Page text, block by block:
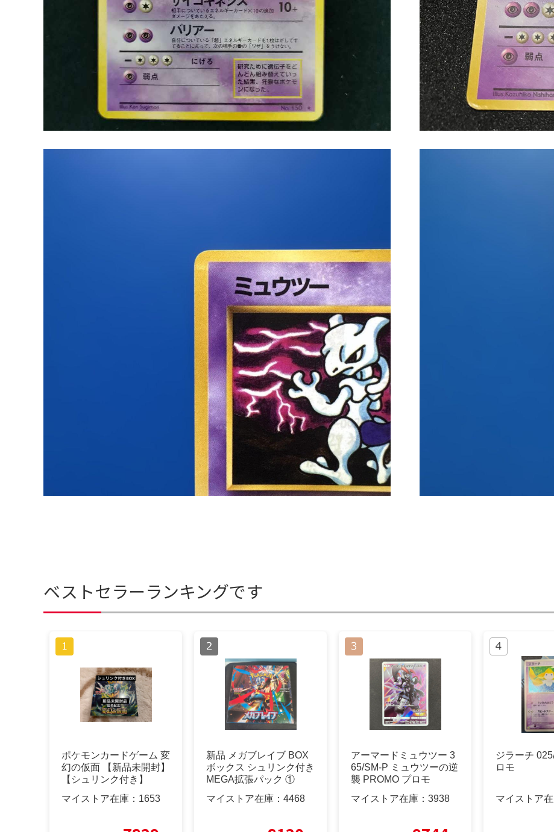
ベストセラーランキングです
ポケモンカードゲーム 変
幻の仮面 【新品未開封】
【シュリンク付き】
マイストア在庫： 1653
新品 メガブレイブ BOX
ボックス シュリンク付き
MEGA拡張パック ①
マイストア在庫： 4468
アーマードミュウツー 3
65/SM-P ミュウツーの逆
襲 PROMO プロモ
マイストア在庫： 3938
ジラーチ
ロモ
マイストア在